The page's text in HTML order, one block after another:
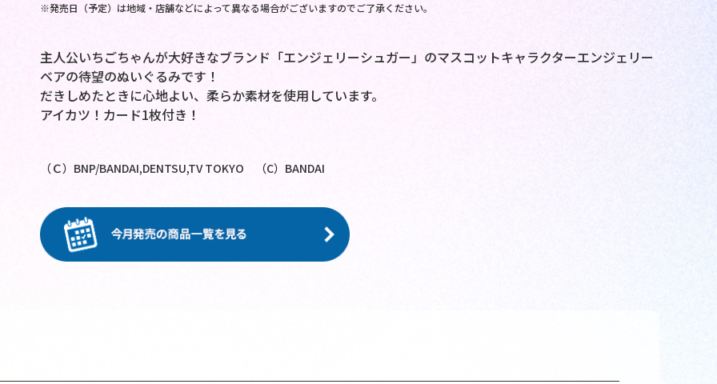
※発売日（予定）は地域・店舗などによって異なる場合がございますのでご了承ください。
主人公いちごちゃんが大好きなブランド「エンジェリーシュガー」のマスコットキャラクターエンジェリー
ベアの待望のぬいぐるみです！
だきしめたときに心地よい、柔らか素材を使用しています。
アイカツ！カード1枚付き！
（Ｃ）BNP/BANDAI,DENTSU,TV TOKYO （C）BANDAI